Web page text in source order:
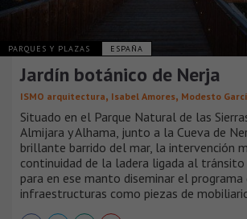
PARQUES Y PLAZAS ESPAÑA
Jardín botánico de Nerja
ISMO arquitectura, Isabel Amores, Modesto
Situado en el Parque Natural de las
Almijara y Alhama, junto a la Cueva de
brillante barrido del mar, la intervención
continuidad de la ladera ligada al
para en ese manto diseminar el programa
infraestructuras como piezas de